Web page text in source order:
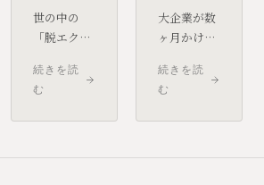
世の中の
「脱エクセ
言葉に惑わ
されてはい
者にとっ
続きを読
む
大企業が数
ヶ月かける
善を、小規
模チームは
す。この
続きを読
む